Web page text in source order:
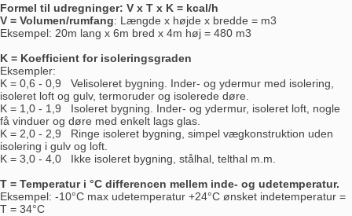
Formel til udregninger: V x T x K = kcal/h
V = Volumen/rumfang: Længde x højde x bredde = m3
Eksempel: 20m lang x 6m bred x 4m høj = 480 m3
K = Koefficient for isoleringsgraden
Eksempler:
K = 0,6 - 0,9 Velisoleret bygning. Inder- og ydermur med isolering,
isoleret loft og gulv, termoruder og isolerede døre.
K = 1,0 - 1,9 Isoleret bygning. Inder- og ydermur, isoleret loft, nogle
få vinduer og døre med enkelt lags glas.
K = 2,0 - 2,9 Ringe isoleret bygning, simpel vægkonstruktion uden
isolering i gulv og loft.
K = 3,0 - 4,0 Ikke isoleret bygning, stålhal, telthal m.m.
T = Temperatur i °C differencen mellem inde- og udetemperatur.
Eksempel: -10°C max udetemperatur +24°C ønsket indetemperatur =
T = 34°C